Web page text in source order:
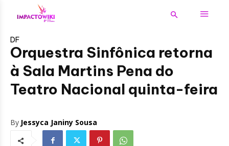
DF
Orquestra Sinfônica retorna
à Sala Martins Pena do
Teatro Nacional quinta-feira
By Jessyca Janiny Sousa